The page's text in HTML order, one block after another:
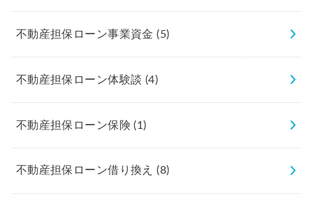
不動産担保ローン事業資金(5)
不動産担保ローン体験談 (4)
不動産担保ローン保険(1)
不動産担保ローン借り換え(8)